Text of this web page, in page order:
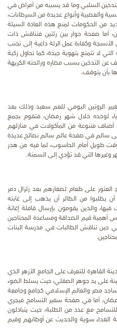
السلبي وما قد يسببه من أمراض في
والعصبية وأنواع عديدة من السرطانات،
من الحكومات لمنع هذه العادة السيئة
أما صفحة حوار بين رئتين فتناقش ذات
وكفاءة عمل الرئة داعية إلى تجنب
لا تتمتع بتهوية جيدة، كما تحاول زكية
عن التدخين بسبب مضاره ورائحته الكريهة
بأن يتوقف.
الروتين اليومي للعم سعيد وذلك بعد
لوحده خلال شهر رمضان، فتقوم بجمع
أصناف متنوعة من المأكولات في منازلهم
سالم في صفحة عالم سالم نصائح عديدة
طويل أمام الحاسوب، لما فيه من هدر
وغيرها التي قد تؤدي إلى السمنة.
العثور على طعام لصغارهم بعد زلزال دمر
يطلبوا من الطائر أن يذهب إلى غابته
والذين يقومون بإرسال قافلة إغاثة
أهمية قيم الصداقة ومساعدة المحتاجين
حين تناقش الطالبات في مدرسة البنات
القاهرة للتعرف على الجامع الأزهر الذي
على يد جوهر الصقلي، حيث يسلط الضوء
مصر والعالم الإسلامي كجامع وجامعة
أما في صفحة سفير التسامح فيجري
مع عدد من الطلبة، حيث يتبادلون
الغداء سوية والحديث عن أوطانهم وقيم